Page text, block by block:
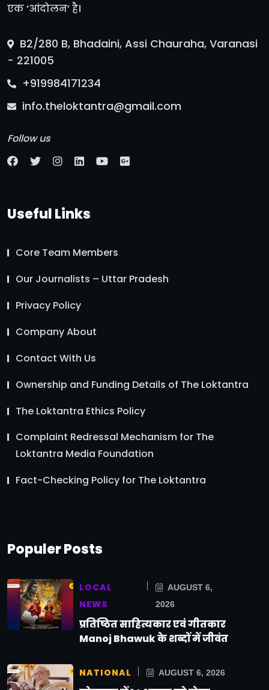
एक ‘आंदोलन’ है।
B2/280 B, Bhadaini, Assi Chauraha, Varanasi
- 221005
+919984171234
info.theloktantra@gmail.com
Follow us
Useful Links
Core Team Members
Our Journalists – Uttar Pradesh
Privacy Policy
Company About
Contact With Us
Ownership and Funding Details of The Loktantra
The Loktantra Ethics Policy
Complaint Redressal Mechanism for The
Loktantra Media Foundation
Fact-Checking Policy for The Loktantra
Populer Posts
LOCAL
NEWS
AUGUST 6,
2026
प्रतिष्ठित साहित्यकार एवं गीतकार
Manoj Bhawuk के शब्दों में जीवंत
NATIONAL AUGUST 6, 2026